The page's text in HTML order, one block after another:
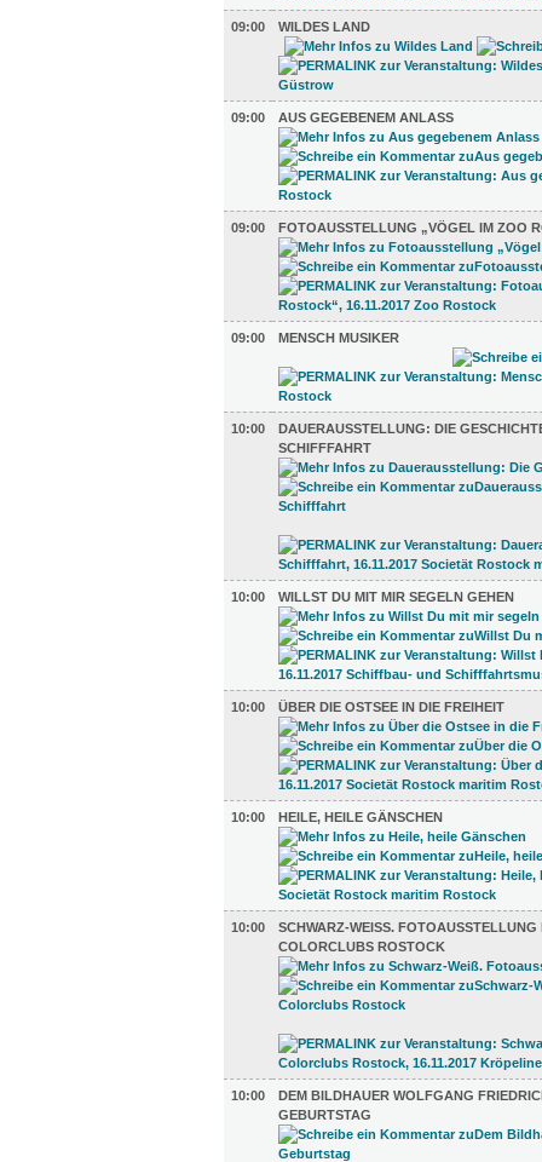
09:00 WILDES LAND
09:00 AUS GEGEBENEM ANLASS
09:00 FOTOAUSSTELLUNG „VÖGEL IM ZOO
09:00 MENSCH MUSIKER
10:00
DAUERAUSSTELLUNG: DIE
SCHIFFFAHRT
10:00 WILLST DU MIT MIR SEGELN GEHEN
10:00 ÜBER DIE OSTSEE IN DIE FREIHEIT
10:00 HEILE, HEILE GÄNSCHEN
10:00
SCHWARZ-WEISS. FOTOAUSSTELLUNG
OLORCLUBS ROSTOCK
10:00
DEM BILDHAUER WOLFGANG
GEBURTSTAG